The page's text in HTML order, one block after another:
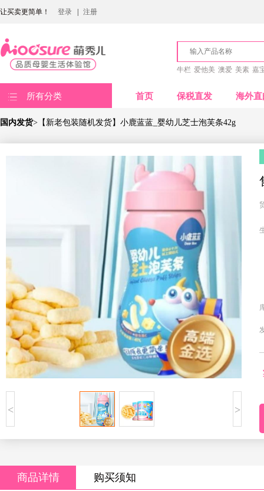
让买卖更简单！ 登录 注册
牛栏 爱他美 澳爱 美素 嘉
所有分类 首页 保税直发 海外直
国内发货>【新老包装随机发货】小鹿蓝蓝_婴幼儿芝士泡芙条42g
< >
商品详情 购买须知